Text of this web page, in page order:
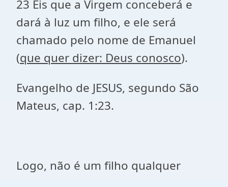
23 Eis que a Virgem conceberá e
dará à luz um filho, e ele será
chamado pelo nome de Emanuel
(que quer dizer: Deus conosco).
Evangelho de JESUS, segundo São
Mateus, cap. 1:23.
Logo, não é um filho qualquer